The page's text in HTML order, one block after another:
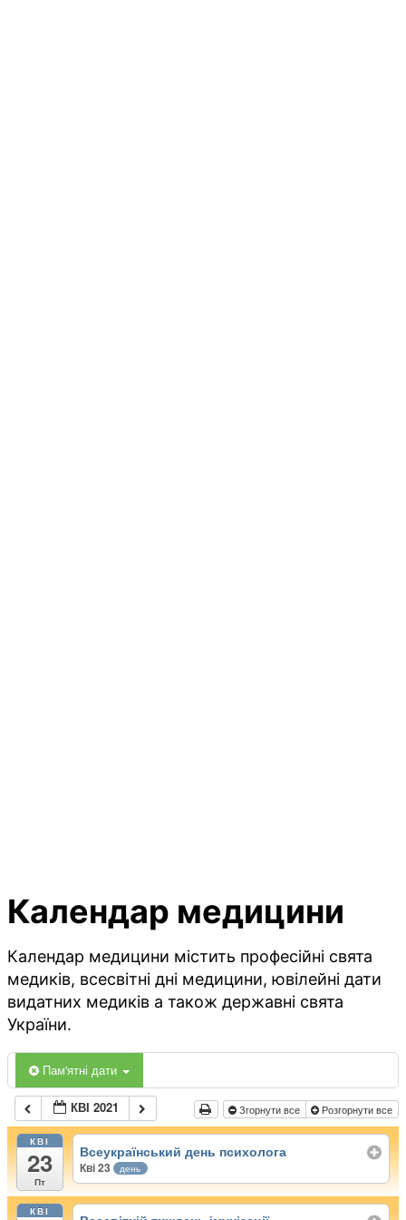
Календар медицини
Календар медицини містить професійні свята
медиків, всесвітні дні медицини, ювілейні дати
видатних медиків а також державні свята
України.
Пам'ятні дати
КВІ 2021 Згорнути все Розгорнути все
КВІ
23
Пт
Всеукраїнський день психолога
Кві 23 день
КВІ